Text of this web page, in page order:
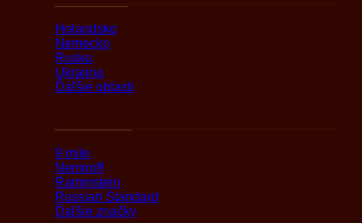
Holandsko
Nemecko
Rusko
Ukrajina
Ďaľšie oblasti
9 mile
Nemiroff
Rammstein
Russian Standard
Ďaľšie značky